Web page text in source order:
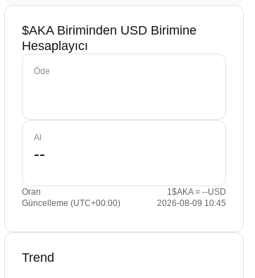
$AKA Biriminden USD Birimine
Hesaplayıcı
Öde
Al
Oran
1$AKA = --USD
Güncelleme (UTC+00:00)
2026-08-09 10:45
Trend